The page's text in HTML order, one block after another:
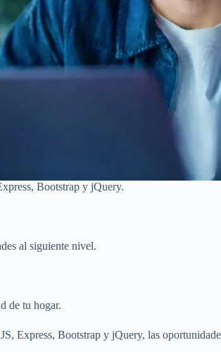
Bootstrap y jQuery.
al siguiente nivel.
de tu hogar.
Express, Bootstrap y jQuery, las